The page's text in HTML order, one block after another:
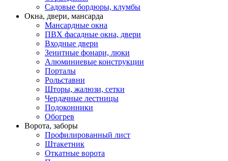
Садовые бордюры, клумбы
Окна, двери, мансарда
Мансардные окна
ПВХ фасадные окна, двери
Входные двери
Зенитные фонари, люки
Алюминиевые конструкции
Порталы
Рольставни
Шторы, жалюзи, сетки
Чердачные лестницы
Подоконники
Обогрев
Ворота, заборы
Профилированный лист
Штакетник
Откатные ворота